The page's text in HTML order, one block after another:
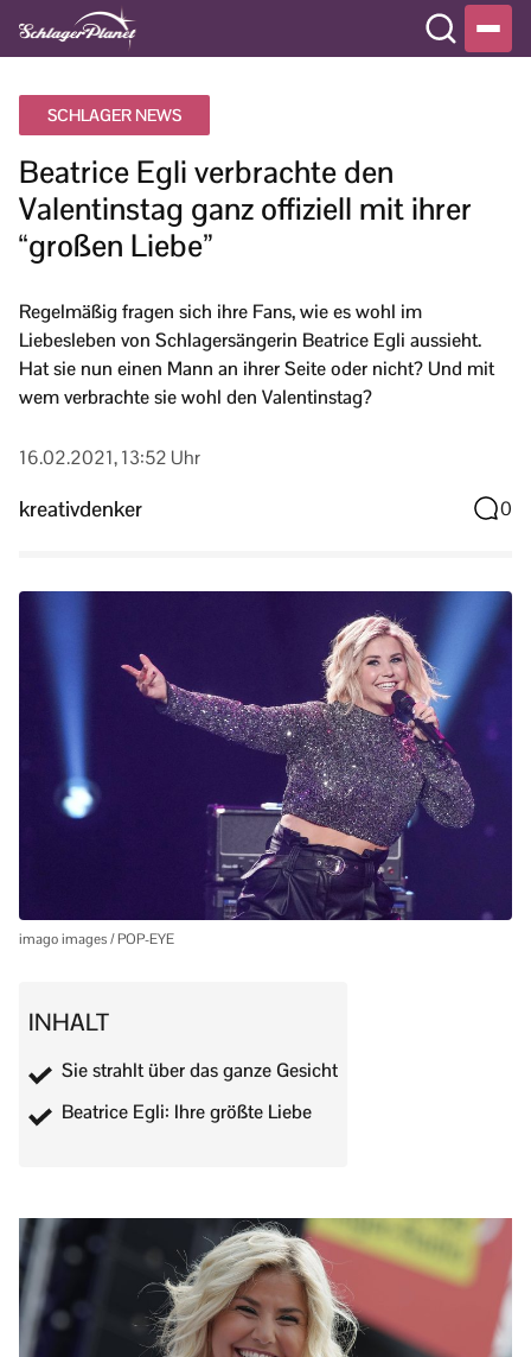
SCHLAGER NEWS
Beatrice Egli verbrachte den
Valentinstag ganz offiziell mit ihrer
“großen Liebe”
Regelmäßig fragen sich ihre Fans, wie es wohl im
Liebesleben von Schlagersängerin Beatrice Egli aussieht.
Hat sie nun einen Mann an ihrer Seite oder nicht? Und mit
wem verbrachte sie wohl den Valentinstag?
16.02.2021, 13:52 Uhr
kreativdenker 0
imago images / POP-EYE
INHALT
Sie strahlt über das ganze Gesicht
Beatrice Egli: Ihre größte Liebe